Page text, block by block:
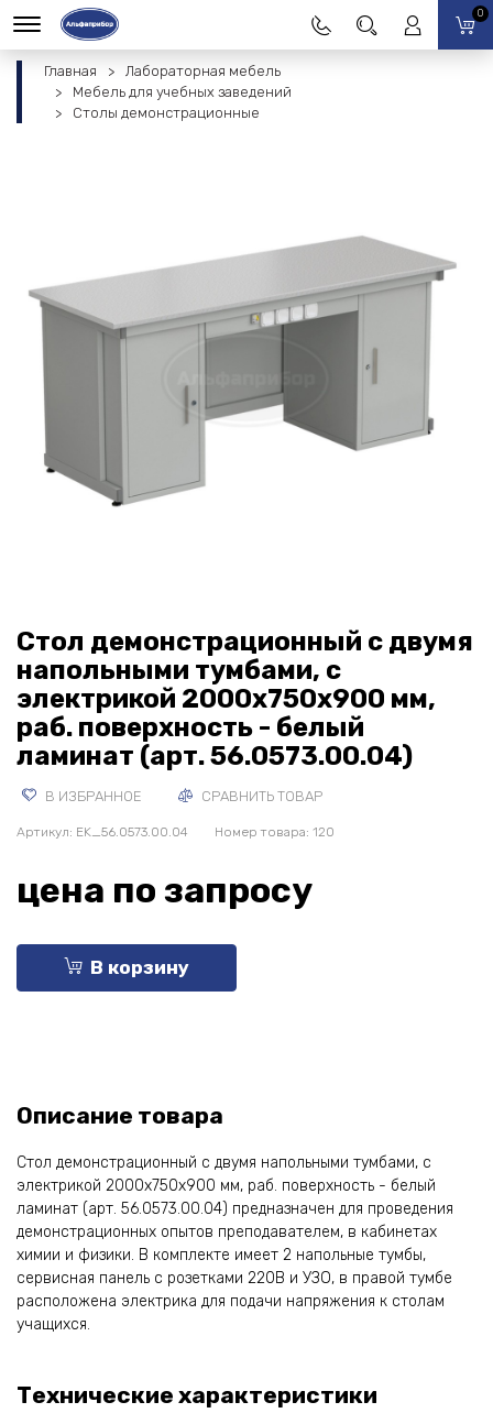
0
Главная
Лабораторная мебель
Мебель для учебных заведений
Столы демонстрационные
Стол демонстрационный с двумя
напольными тумбами, с
электрикой 2000х750х900 мм,
раб. поверхность - белый
ламинат (арт. 56.0573.00.04)
В ИЗБРАННОЕ СРАВНИТЬ ТОВАР
Артикул: EK_56.0573.00.04 Номер товара: 120
цена по запросу
В корзину
Описание товара
Стол демонстрационный с двумя напольными тумбами, с
электрикой 2000х750х900 мм, раб. поверхность - белый
ламинат (арт. 56.0573.00.04) предназначен для проведения
демонстрационных опытов преподавателем, в кабинетах
химии и физики. В комплекте имеет 2 напольные тумбы,
сервисная панель с розетками 220В и УЗО, в правой тумбе
расположена электрика для подачи напряжения к столам
учащихся.
Технические характеристики